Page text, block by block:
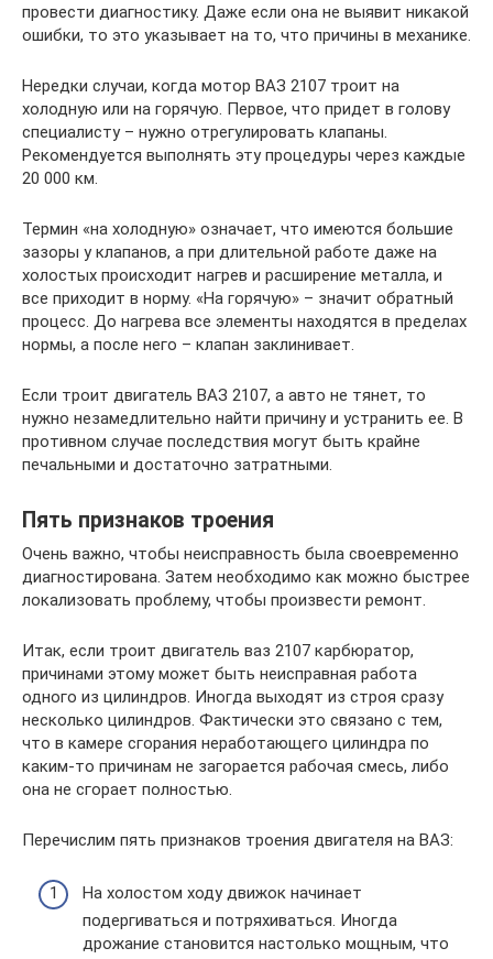
провести диагностику. Даже если она не выявит никакой
ошибки, то это указывает на то, что причины в механике.
Нередки случаи, когда мотор ВАЗ 2107 троит на
холодную или на горячую. Первое, что придет в голову
специалисту – нужно отрегулировать клапаны.
Рекомендуется выполнять эту процедуры через каждые
20 000 км.
Термин «на холодную» означает, что имеются большие
зазоры у клапанов, а при длительной работе даже на
холостых происходит нагрев и расширение металла, и
все приходит в норму. «На горячую» – значит обратный
процесс. До нагрева все элементы находятся в пределах
нормы, а после него – клапан заклинивает.
Если троит двигатель ВАЗ 2107, а авто не тянет, то
нужно незамедлительно найти причину и устранить ее. В
противном случае последствия могут быть крайне
печальными и достаточно затратными.
Пять признаков троения
Очень важно, чтобы неисправность была своевременно
диагностирована. Затем необходимо как можно быстрее
локализовать проблему, чтобы произвести ремонт.
Итак, если троит двигатель ваз 2107 карбюратор,
причинами этому может быть неисправная работа
одного из цилиндров. Иногда выходят из строя сразу
несколько цилиндров. Фактически это связано с тем,
что в камере сгорания неработающего цилиндра по
каким-то причинам не загорается рабочая смесь, либо
она не сгорает полностью.
Перечислим пять признаков троения двигателя на ВАЗ:
На холостом ходу движок начинает
подергиваться и потряхиваться. Иногда
дрожание становится настолько мощным, что